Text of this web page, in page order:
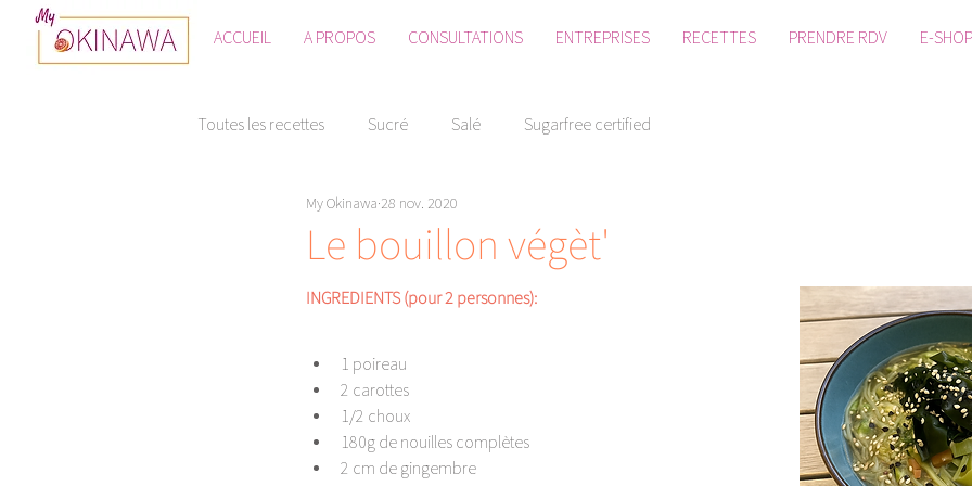
ACCUEIL A PROPOS CONSULTATIONS ENTREPRISES RECETTES PRENDRE RDV E-SHOP
Toutes les recettes Sucré Salé Sugarfree certified
Le bouillon végèt'
My Okinawa 28 nov. 2020
INGREDIENTS (pour 2 personnes):
1 poireau
2 carottes
1/2 choux
180g de nouilles complètes
2 cm de gingembre